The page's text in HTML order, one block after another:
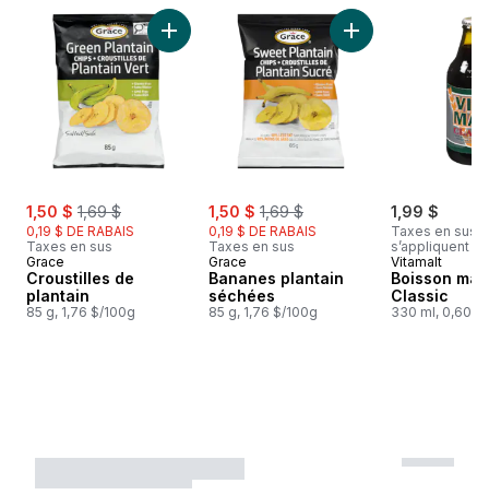
sauter Aliments afro-caribéens
sale:
1,50 $ , formerly:
1,69 $
0,19 $ DE RABAIS
Taxes en sus
Grace
Croustilles de
plantain
85 g, 1,76 $/100g
Ajouter Croustilles de plantain au panier
sale:
1,50 $ , formerly:
1,69 $
0,19 $ DE RABAIS
Taxes en sus
Grace
Bananes plantain
séchées
85 g, 1,76 $/100g
Ajouter Bananes
1,99 $
Taxes en sus,
s’appliquent
Vitamalt
Boisson
Classic
330 ml, 0,60